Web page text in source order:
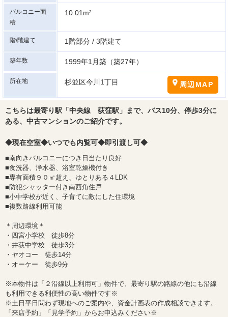
バルコニー面
積
10.01m²
階/階建て 1階部分 / 3階建て
築年数 1999年1月築（築27年）
所在地 杉並区今川1丁目 周辺MAP
こちらは最寄り駅「中央線 荻窪駅」まで、バス10分、停歩3分に
ある、中古マンションのご紹介です。
◆現在空室◆いつでも内覧可◆即引渡し可◆
■南向きバルコニーにつき日当たり良好
■食洗器、浄水器、浴室乾燥機付き
■専有面積９０㎡超え、ゆとりある４LDK
■防犯シャッター付き南西角住戸
■小中学校が近く、子育てに敵にした住環境
■複数路線利用可能
＊周辺環境＊
・四宮小学校 徒歩8分
・井荻中学校 徒歩3分
・ヤオコー 徒歩14分
・オーケー 徒歩9分
※本物件は「２沿線以上利用可」物件で、最寄り駅の路線の他にも沿線
も利用できる利便性の高い物件です※
※土日平日問わず現地へのご案内や、資金計画表の作成相談できます。
「来店予約」「見学予約」からお申込みください※